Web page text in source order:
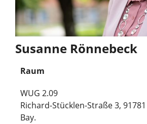
Susanne Rönnebeck
Raum
WUG 2.09
Richard-Stücklen-Straße 3,
Bay.